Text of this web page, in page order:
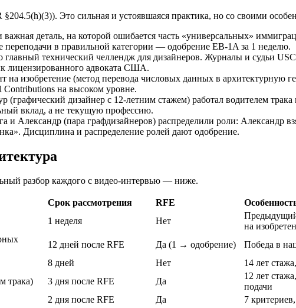
Это сильная и устоявшаяся практика, но со своими
важная деталь, на которой ошибается часть «универсальных»
в правильной категории — одобрение EB-1A за 1 неделю.
главный технический челлендж для дизайнеров. Журналы и судьи
лицензированного адвоката США.
на изобретение (метод перевода числовых данных в
на высоком уровне.
(графический дизайнер с 12-летним стажем) работал водителем
вклад, а не текущую профессию.
и Александр (пара графдизайнеров) распределили роли: Александр
Дисциплина и распределение ролей дают одобрение.
разбор каждого с видео-интервью — ниже.
Срок рассмотрения RFE
1 неделя Нет
Предыдущий
на
12 дней после RFE Да (1 → одобрение)
Победа в
8 дней Нет
14 лет
трака) 3 дня после RFE Да
12 лет
подачи
2 дня после RFE Да 7